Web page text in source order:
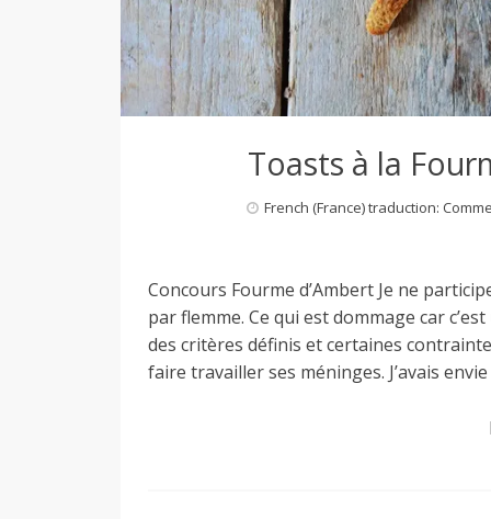
M
i
n
Toasts à la
French (France) traduction:
Concours Fourme d’Ambert Je ne
par flemme. Ce qui est dommage car
des critères définis et certaines
faire travailler ses méninges. J’avais envie